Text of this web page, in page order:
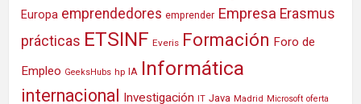
Europa emprendedores emprender Empresa Erasmus
prácticas ETSINF Everis Formación Foro de
Empleo GeeksHubs hp IA Informática
internacional Investigación IT Java Madrid Microsoft oferta